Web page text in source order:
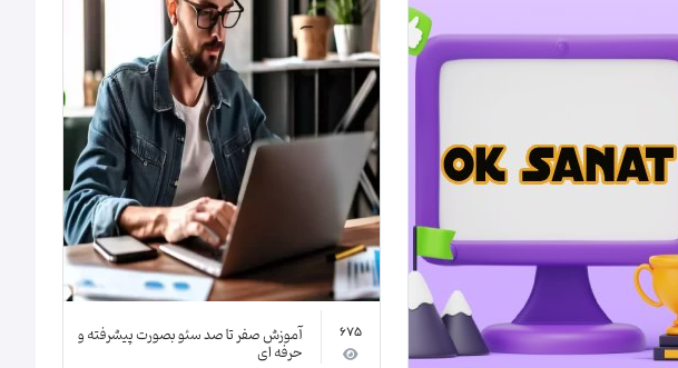
675 آموزش صفر تا صد سئو بصورت پیشرفته و
حرفه ای